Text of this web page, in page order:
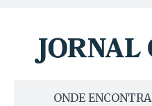
ONDE